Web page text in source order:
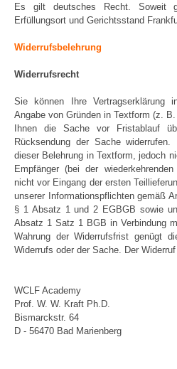
Es gilt deutsches Recht. Soweit
Erfüllungsort und Gerichtsstand
Widerrufsbelehrung
Widerrufsrecht
Sie können Ihre Vertragserklärung
Angabe von Gründen in Textform (z.
Ihnen die Sache vor Fristablauf
Rücksendung der Sache
dieser Belehrung in Textform, jedoch
Empfänger (bei der
nicht vor Eingang der ersten
unserer Informationspflichten gemäß
§ 1 Absatz 1 und 2 EGBGB sowie
Absatz 1 Satz 1 BGB in Verbindung
Wahrung der Widerrufsfrist genügt
Widerrufs oder der Sache. Der
WCLF Academy
Prof. W. W. Kraft Ph.D.
Bismarckstr. 64
D - 56470 Bad Marienberg